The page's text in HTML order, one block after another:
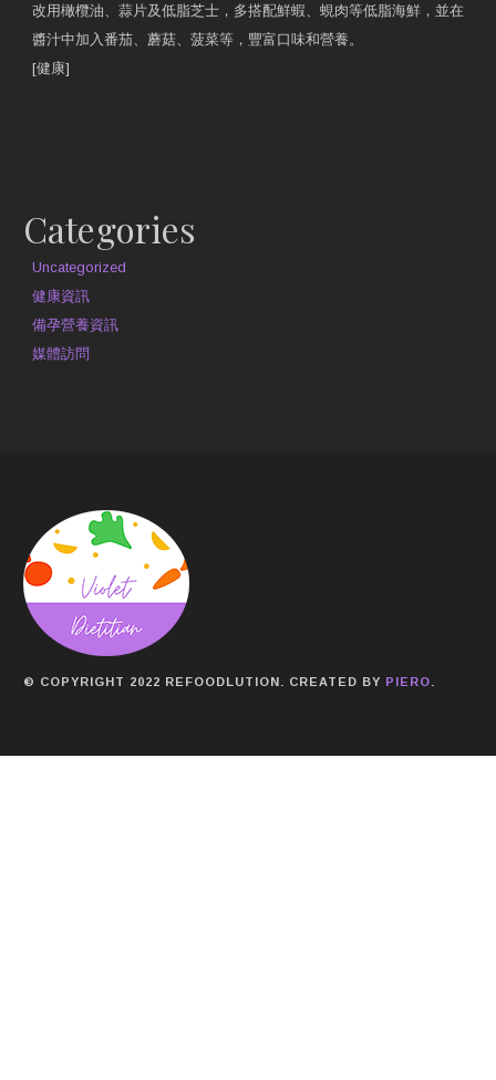
改用橄欖油、蒜片及低脂芝士，多搭配鮮蝦、蜆肉等低脂海鮮，並在
醬汁中加入番茄、蘑菇、菠菜等，豐富口味和營養。
[健康]
Categories
Uncategorized
健康資訊
備孕營養資訊
媒體訪問
© COPYRIGHT 2022 REFOODLUTION. CREATED BY PIERO